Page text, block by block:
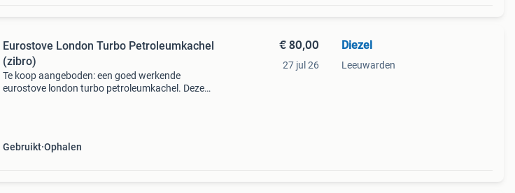
Eurostove London Turbo Petroleumkachel
(zibro)
Te koop aangeboden: een goed werkende
eurostove london turbo petroleumkachel. Deze
Gebruikt Ophalen
€ 80,00
27 jul 26
Diezel
Leeuwarden